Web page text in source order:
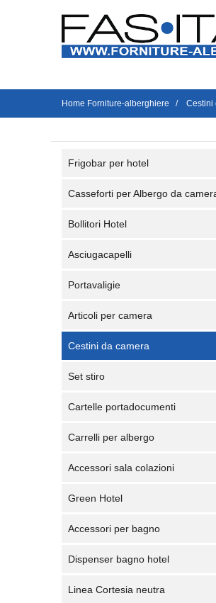
Home Forniture-alberghiere Cestini
Frigobar per hotel
Casseforti per Albergo da
Bollitori Hotel
Asciugacapelli
Portavaligie
Articoli per camera
Cestini da camera
Set stiro
Cartelle portadocumenti
Carrelli per albergo
Accessori sala colazioni
Green Hotel
Accessori per bagno
Dispenser bagno hotel
Linea Cortesia neutra